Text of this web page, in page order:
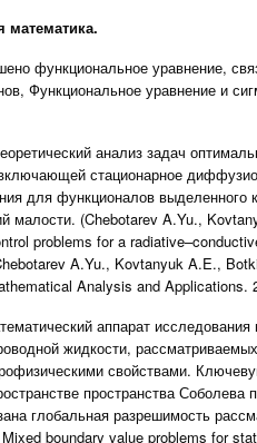
математика.
функциональное уравнение,
Функциональное уравнение и
анализ задач
стационарное
для функционалов выделенного
малости. (Chebotarev A.Yu.,
problems for a
A.Yu., Kovtanyuk A.E.,
Analysis and Applications.
аппарат
жидкости,
свойствами.
пространства
глобальная разрешимость
boundary value problems for